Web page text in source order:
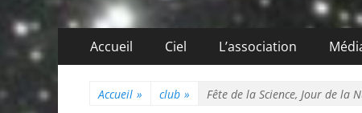
Menu
principal
Accueil Ciel L’association
Accueil » club » Fête de la Science, Jour de la